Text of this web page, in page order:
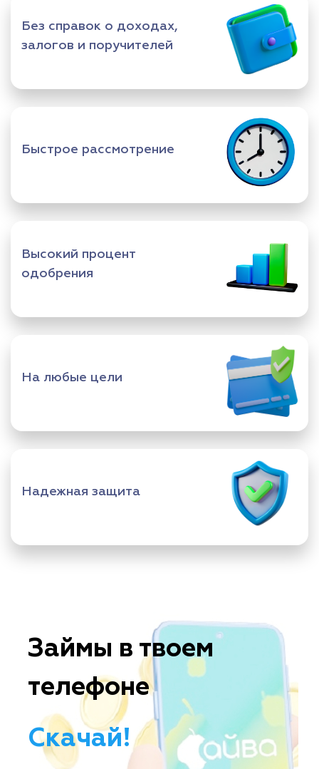
Без справок о доходах,
залогов и поручителей
Быстрое рассмотрение
Высокий процент
одобрения
На любые цели
Надежная защита
Займы в твоем
телефоне
Скачай!